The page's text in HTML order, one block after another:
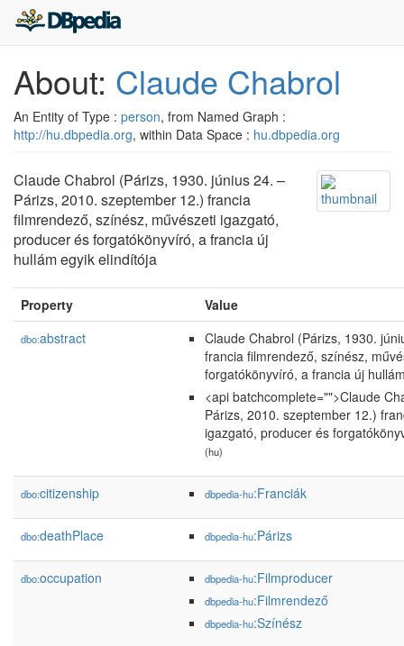
About: Claude Chabrol
An Entity of Type : person, from Named Graph :
http://hu.dbpedia.org, within Data Space : hu.dbpedia.org
Claude Chabrol (Párizs, 1930. június 24. –
Párizs, 2010. szeptember 12.) francia
filmrendező, színész, művészeti igazgató,
producer és forgatókönyvíró, a francia új
hullám egyik elindítója
Property Value
dbo:abstract
Claude Chabrol (Párizs, 1930.
francia filmrendező, színész,
forgatókönyvíró, a francia új
<api batchcomplete="">Claude
Párizs, 2010. szeptember 12.)
igazgató, producer és
(hu)
dbo:citizenship dbpedia-hu:Franciák
dbo:deathPlace dbpedia-hu:Párizs
dbo:occupation dbpedia-hu:Filmproducer
dbpedia-hu:Filmrendező
dbpedia-hu:Színész